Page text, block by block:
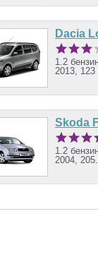
Dacia
1.2
2013, 123
Skoda
1.2
2004,